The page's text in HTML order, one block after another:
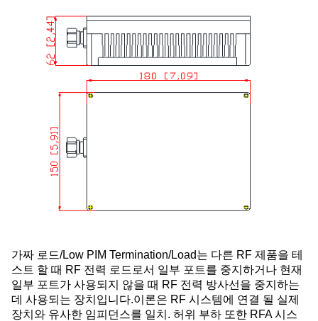
가짜 로드/Low PIM Termination/Load는 다른 RF 제품을 테
스트 할 때 RF 전력 로드로서 일부 포트를 중지하거나 현재
일부 포트가 사용되지 않을 때 RF 전력 방사선을 중지하는
데 사용되는 장치입니다.이론은 RF 시스템에 연결 될 실제
장치와 유사한 임피던스를 일치. 허위 부하 또한 RFA 시스